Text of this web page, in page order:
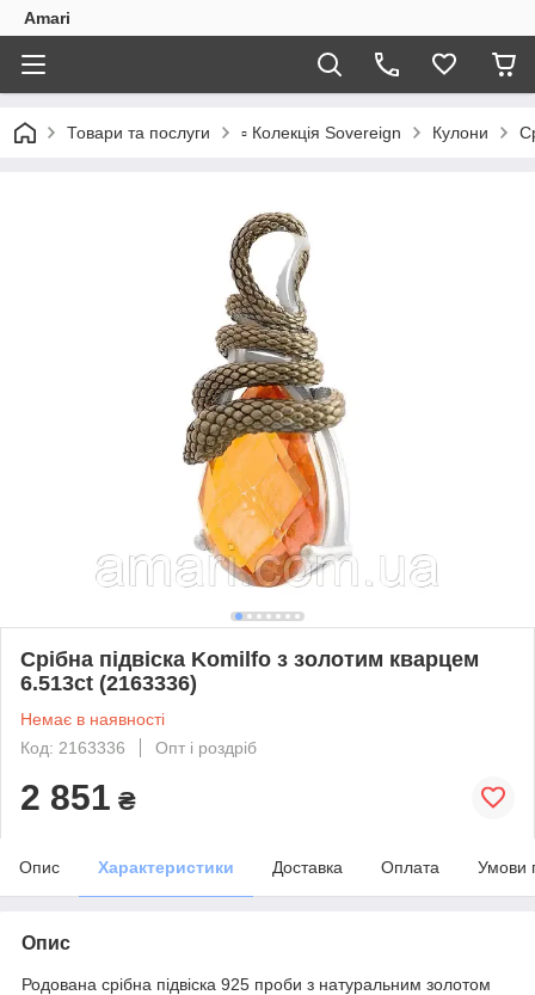
Amari
Товари та послуги ▫️ Колекція Sovereign Кулони
Срібна підвіска Komilfo з золотим кварцем
6.513ct (2163336)
Немає в наявності
Код: 2163336
Опт і роздріб
2 851 ₴
Опис Характеристики Доставка Оплата Умови
Опис
Родована срібна підвіска 925 проби з натуральним золотом